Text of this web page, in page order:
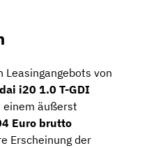
von
i20 1.0 T-GDI
einem äußerst
Euro brutto
Erscheinung der